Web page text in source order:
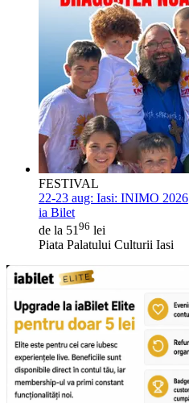
FESTIVAL
22-23 aug: Iasi: INIMO 2026
ia Bilet
de la 51 96 lei
Piata Palatului Culturii Iasi